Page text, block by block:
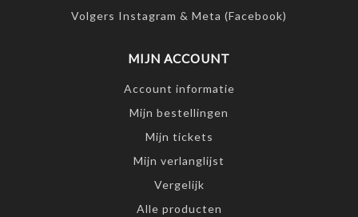
Volgers Instagram & Meta (Facebook)
MIJN ACCOUNT
Account informatie
Mijn bestellingen
Mijn tickets
Mijn verlanglijst
Vergelijk
Alle producten